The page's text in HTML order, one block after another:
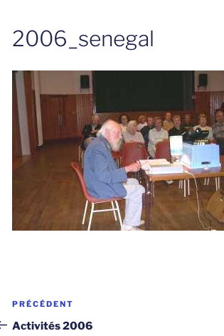
2006_senegal
Navigation
de
Article
précédent
PRÉCÉDENT
Activités 2006